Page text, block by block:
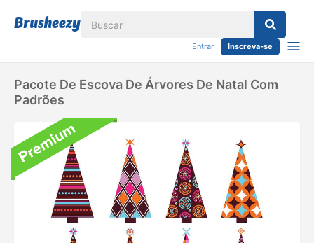
Entrar Inscreva-se
Pacote De Escova De Árvores De Natal Com
Padrões